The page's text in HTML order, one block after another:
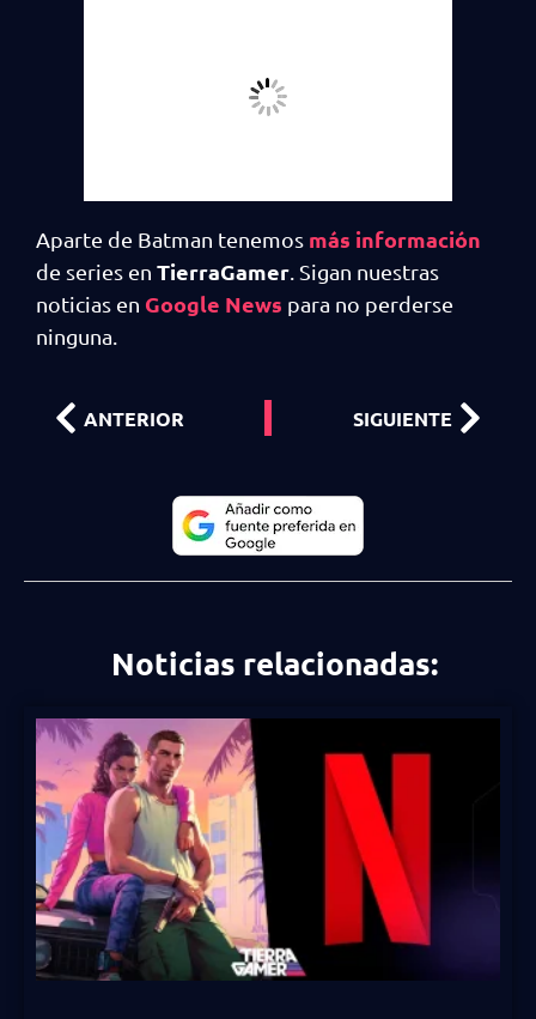
Aparte de Batman tenemos más información
de series en TierraGamer . Sigan nuestras
noticias en Google News para no perderse
ninguna.
ANTERIOR SIGUIENTE
Noticias relacionadas: